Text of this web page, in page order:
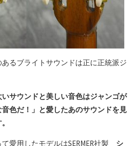
るブライトサウンドは正に正統派ジ
サウンドと美しい音色はジャンゴが
音色だ！」と愛したあのサウンドを見
愛用したモデルはSERMER社製 シ